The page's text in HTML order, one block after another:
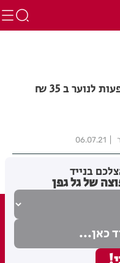
חולון: הופעות לנוער ב 35 ₪
06.07.21
בנייד
של גל גפן